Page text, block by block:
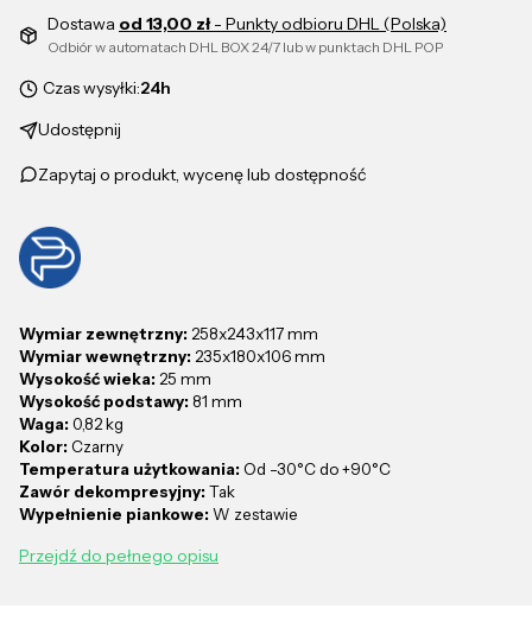
Dostawa od 13,00 zł- Punkty odbioru DHL (Polska)
Odbiór w automatach DHL BOX 24/7 lub w punktach DHL POP
Czas wysyłki:24h
Udostępnij
Zapytaj o produkt, wycenę lub dostępność
Wymiar zewnętrzny: 258x243x117 mm
Wymiar wewnętrzny: 235x180x106 mm
Wysokość wieka: 25 mm
Wysokość podstawy: 81 mm
Waga: 0,82 kg
Kolor: Czarny
Temperatura użytkowania: Od -30°C do +90°C
Zawór dekompresyjny: Tak
Wypełnienie piankowe: W zestawie
Przejdź do pełnego opisu